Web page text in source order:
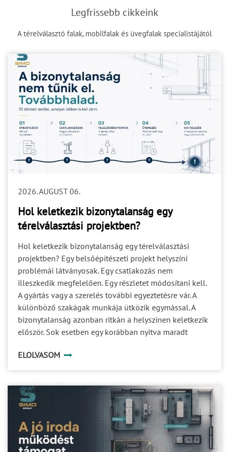
Legfrissebb cikkeink
A térelválasztó falak, mobilfalak és üvegfalak specialistájától
2026. AUGUST 06.
Hol keletkezik bizonytalanság egy
térelválasztási projektben?
Hol keletkezik bizonytalanság egy térelválasztási
projektben? Egy belsőépítészeti projekt helyszíni
problémái látványosak. Egy csatlakozás nem
illeszkedik megfelelően. Egy részletet módosítani kell.
A gyártás vagy a szerelés további egyeztetésre vár. A
különböző szakágak munkája ütközik egymással. A
bizonytalanság azonban ritkán a helyszínen keletkezik
először. Sok esetben egy korábban nyitva maradt
a tervezés során még kisebb részletnek tűnik, az a
projektbiztonság ezért nem egyetlen ellenőrzési pont
eredménye. Több, egymással összefüggő döntési
területet kell időben tisztázni. 1. A specifikáció Egy
rendszer megnevezése önmagában még nem
határozza meg pontosan, milyen megoldásra van
ELOLVASOM